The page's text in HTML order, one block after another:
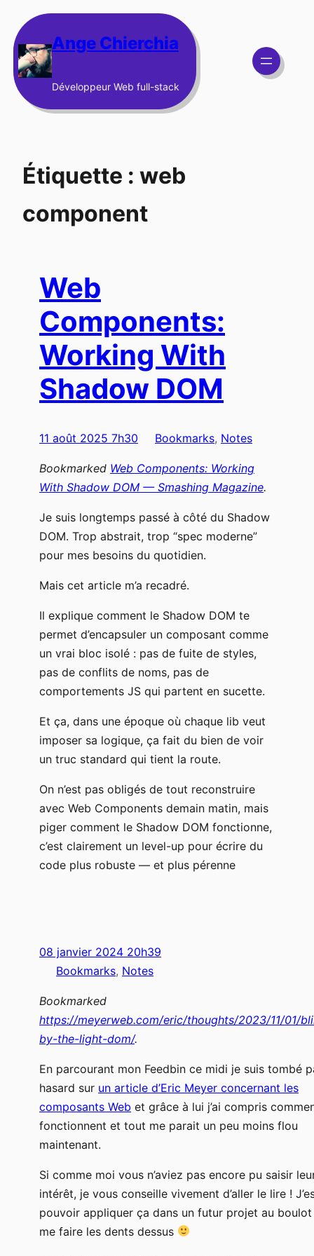
au
contenu Ange Chierchia
Développeur Web full-stack
Étiquette : web
component
Web
Components:
Working With
Shadow DOM
11 août 2025 7h30 Bookmarks, Notes
Bookmarked Web Components: Working
With Shadow DOM — Smashing Magazine.
Je suis longtemps passé à côté du Shadow
DOM. Trop abstrait, trop “spec moderne”
pour mes besoins du quotidien.
Mais cet article m’a recadré.
Il explique comment le Shadow DOM te
permet d’encapsuler un composant comme
un vrai bloc isolé : pas de fuite de styles,
pas de conflits de noms, pas de
comportements JS qui partent en sucette.
Et ça, dans une époque où chaque lib veut
imposer sa logique, ça fait du bien de voir
un truc standard qui tient la route.
On n’est pas obligés de tout reconstruire
avec Web Components demain matin, mais
piger comment le Shadow DOM fonctionne,
c’est clairement un level-up pour écrire du
code plus robuste — et plus pérenne
08 janvier 2024 20h39
Bookmarks, Notes
Bookmarked
https://meyerweb.com/eric/thoughts/2023/11/01/
by-the-light-dom/.
En parcourant mon Feedbin ce midi je suis tombé
hasard sur un article d’Eric Meyer concernant les
composants Web et grâce à lui j’ai compris
fonctionnent et tout me parait un peu moins flou
maintenant.
Si comme moi vous n’aviez pas encore pu saisir
intérêt, je vous conseille vivement d’aller le lire !
pouvoir appliquer ça dans un futur projet au
me faire les dents dessus